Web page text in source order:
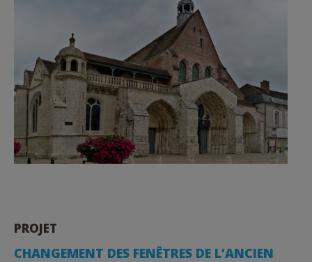
PROJET
CHANGEMENT DES FENÊTRES DE L’ANCIEN